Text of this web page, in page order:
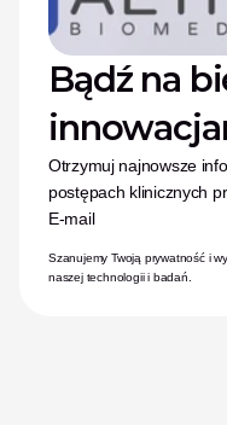
Bądź na
Otrzymuj najnowsze
postępach klinicznych
E-mail
Szanujemy Twoją prywatność i
naszej technologii i badań.